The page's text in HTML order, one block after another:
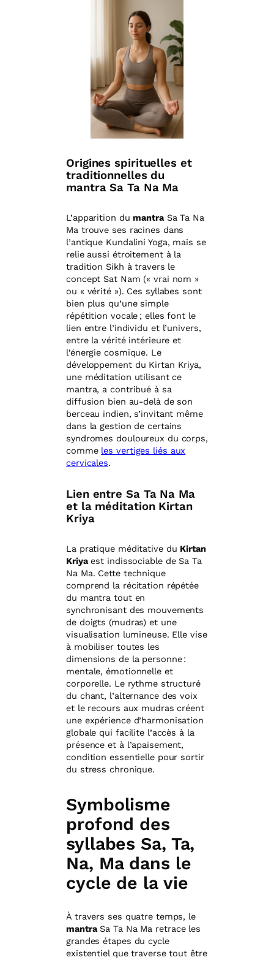
Origines spirituelles et
traditionnelles du
mantra Sa Ta Na Ma
L’apparition dumantraSa Ta Na
Ma trouve ses racines dans
l’antique Kundalini Yoga, mais se
relie aussi étroitement à la
tradition Sikh à travers le
concept Sat Nam (« vrai nom »
ou « vérité »). Ces syllabes sont
bien plus qu’une simple
répétition vocale ; elles font le
lien entre l’individu et l’univers,
entre la vérité intérieure et
l’énergie cosmique. Le
développement du Kirtan Kriya,
une méditation utilisant ce
mantra, a contribué à sa
diffusion bien au-delà de son
berceau indien, s’invitant même
dans la gestion de certains
syndromes douloureux du corps,
comme les vertiges liés aux
cervicales.
Lien entre Sa Ta Na Ma
et la méditation Kirtan
Kriya
La pratique méditative du Kirtan
Kriyaest indissociable de Sa Ta
Na Ma. Cette technique
comprend la récitation répétée
du mantra tout en
synchronisant des mouvements
de doigts (mudras) et une
visualisation lumineuse. Elle vise
à mobiliser toutes les
dimensions de la personne :
mentale, émotionnelle et
corporelle. Le rythme structuré
du chant, l’alternance des voix
et le recours aux mudras créent
une expérience d’harmonisation
globale qui facilite l’accès à la
présence et à l’apaisement,
condition essentielle pour sortir
du stress chronique.
Symbolisme
profond des
syllabes Sa, Ta,
Na, Ma dans le
cycle de la vie
À travers ses quatre temps, le
mantraSa Ta Na Ma retrace les
grandes étapes du cycle
existentiel que traverse tout être